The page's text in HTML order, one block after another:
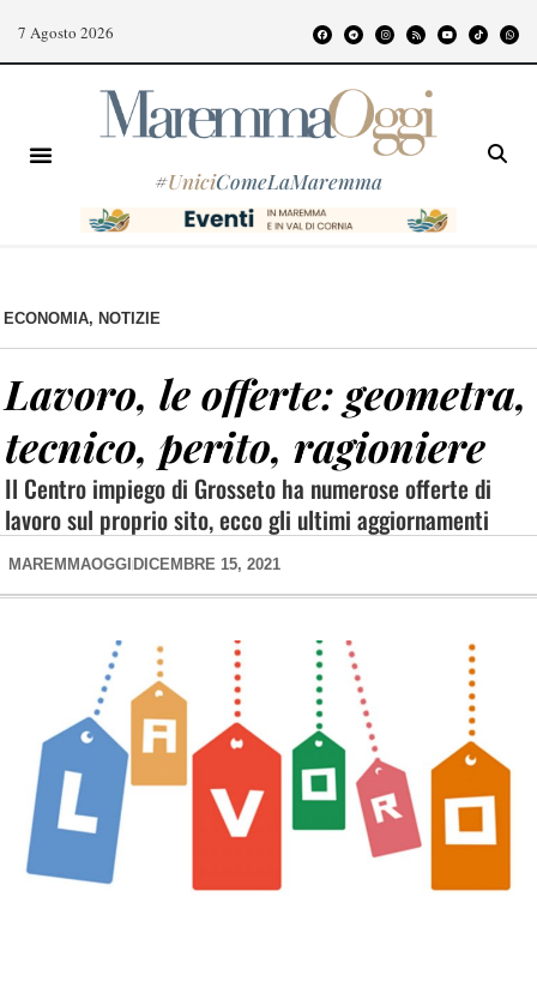
7 Agosto 2026
#UniciComeLaMaremma
ECONOMIA, NOTIZIE
Lavoro, le offerte: geometra,
tecnico, perito, ragioniere
Il Centro impiego di Grosseto ha numerose offerte di
lavoro sul proprio sito, ecco gli ultimi aggiornamenti
MAREMMAOGGI DICEMBRE 15, 2021